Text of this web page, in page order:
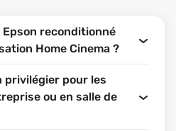
reconditionné
Home Cinema ?
privilégier pour les
ou en salle de